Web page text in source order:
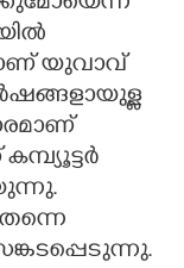
യുവാവ്